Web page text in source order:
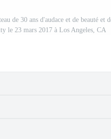
de 30 ans d'audace et de beauté et
le 23 mars 2017 à Los Angeles, CA